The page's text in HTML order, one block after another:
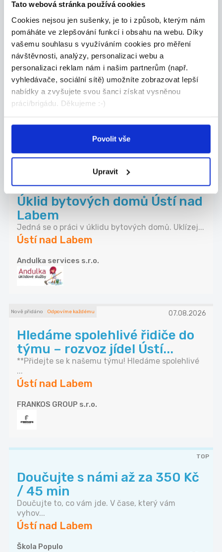
Tato webová stránka používá cookies
Cookies nejsou jen sušenky, je to i způsob, kterým nám
pomáháte ve zlepšování funkcí i obsahu na webu. Díky
vašemu souhlasu s využíváním cookies pro měření
návštěvnosti, analýzy, personalizaci webu a
personalizaci reklam nám i našim partnerům (např.
vyhledávače, sociální sítě) umožníte zobrazovat lepší
nabídky a zvyšujete svou šanci získat vysněnou
práci/brigádu. Děkujeme :-)
Povolit vše
Upravit
Ledový sen Čipíto s.r.o.
Nově přidáno 06.08.2026
Počítání zboží v září a říjnu za
180-220Kč/hod - možn...
V září a říjnu s navýšenou sazbou 180-220Kč/hod
...
Ústí nad Labem
DANTEM Česká republika a.s.
Úklid bytových domů Ústí nad
Labem
Jedná se o práci v úklidu bytových domů. Uklízej...
Ústí nad Labem
Andulka services s.r.o.
Nově přidáno Odpovíme každému 07.08.2026
Hledáme spolehlivé řidiče do
týmu – rozvoz jídel Ústí...
**Přidejte se k našemu týmu! Hledáme spolehlivé
...
Ústí nad Labem
FRANKOS GROUP s.r.o.
TOP
Doučujte s námi až za 350 Kč
/ 45 min
Doučujte to, co vám jde. V čase, který vám
vyhov...
Ústí nad Labem
Škola Populo